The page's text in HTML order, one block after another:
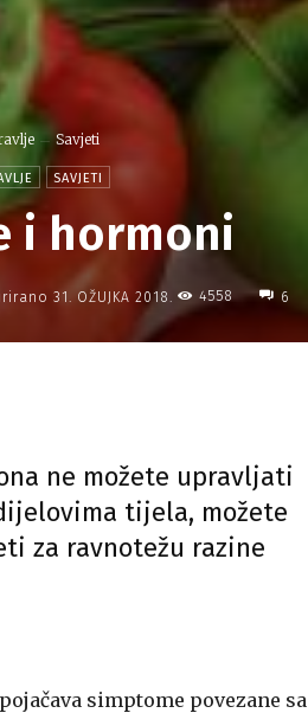
Savjeti
SAVJETI
i hormoni
31. OŽUJKA 2018. 4558 6
ne možete upravljati
tijela, možete
za ravnotežu razine
simptome povezane sa